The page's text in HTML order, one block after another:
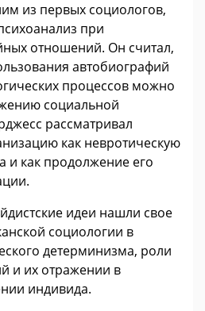
из первых социологов,
при
отношений. Он считал,
автобиографий
процессов можно
социальной
рассматривал
как невротическую
и как продолжение его
идеи нашли свое
социологии в
детерминизма, роли
и их отражении в
индивида.